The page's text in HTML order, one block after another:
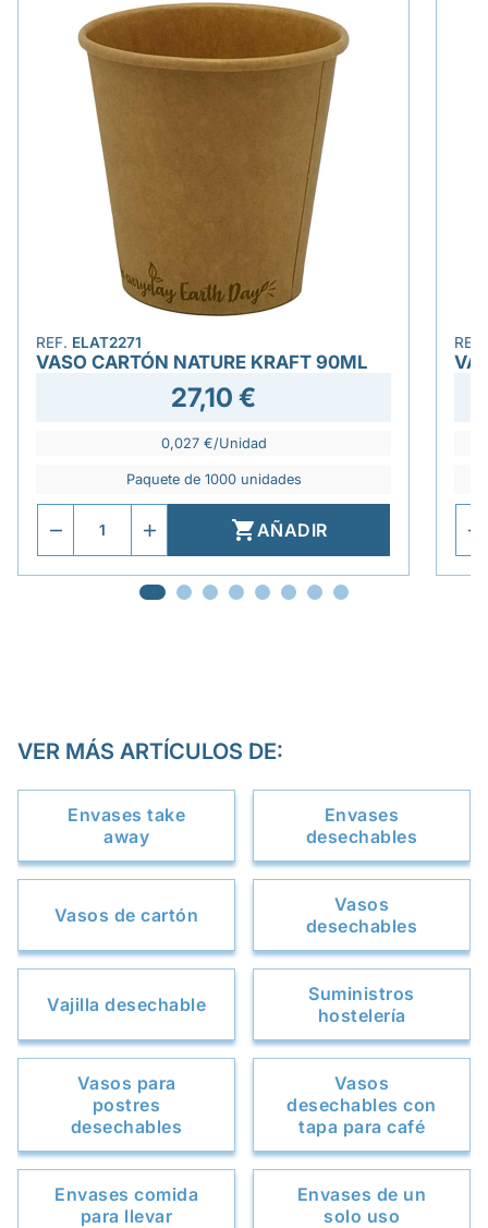
REF. ELAT2271
VASO CARTÓN NATURE KRAFT 90ML
27,10 €
0,027 €/Unidad
Paquete de 1000 unidades
AÑADIR
VER MÁS ARTÍCULOS DE:
Envases take
away
Envases
desechables
Vasos de cartón
Vasos
desechables
Vajilla desechable
Suministros
hostelería
Vasos para
postres
desechables
Vasos
desechables con
tapa para café
Envases comida
para llevar
Envases de un
solo uso